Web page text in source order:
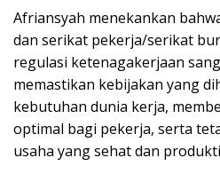
Afriansyah menekankan
dan serikat pekerja/serikat
regulasi ketenagakerjaan
memastikan kebijakan yang
kebutuhan dunia kerja,
optimal bagi pekerja, serta
usaha yang sehat dan